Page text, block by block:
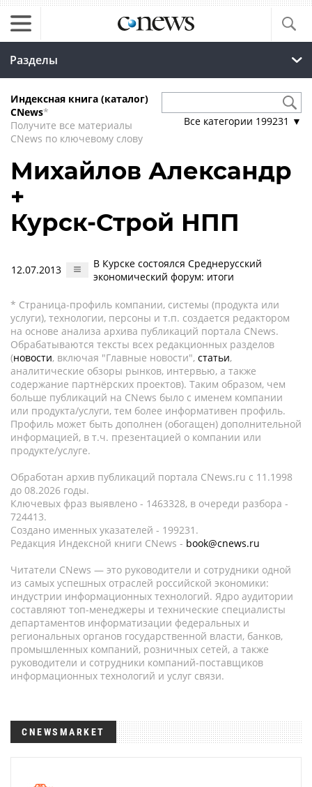
Разделы
Индексная книга (каталог)
CNews*
Получите все материалы
CNews по ключевому слову
Все категории 199231 ▼
Михайлов Александр
+
Курск-Строй НПП
12.07.2013
В Курске состоялся Среднерусский
экономический форум: итоги
* Страница-профиль компании, системы (продукта или
услуги), технологии, персоны и т.п. создается редактором
на основе анализа архива публикаций портала CNews.
Обрабатываются тексты всех редакционных разделов
(новости, включая "Главные новости", статьи,
аналитические обзоры рынков, интервью, а также
содержание партнёрских проектов). Таким образом, чем
больше публикаций на CNews было с именем компании
или продукта/услуги, тем более информативен профиль.
Профиль может быть дополнен (обогащен) дополнительной
информацией, в т.ч. презентацией о компании или
продукте/услуге.
Обработан архив публикаций портала CNews.ru c 11.1998
до 08.2026 годы.
Ключевых фраз выявлено - 1463328, в очереди разбора -
724413.
Создано именных указателей - 199231.
Редакция Индексной книги CNews - book@cnews.ru
Читатели CNews — это руководители и сотрудники одной
из самых успешных отраслей российской экономики:
индустрии информационных технологий. Ядро аудитории
составляют топ-менеджеры и технические специалисты
департаментов информатизации федеральных и
региональных органов государственной власти, банков,
промышленных компаний, розничных сетей, а также
руководители и сотрудники компаний-поставщиков
информационных технологий и услуг связи.
CNEWSMARKET